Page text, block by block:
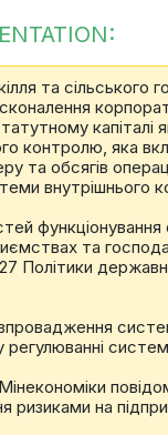
та
контролю, яка
та обсягів
внутрішнього
та
Політики
регулюванні
ризиками на